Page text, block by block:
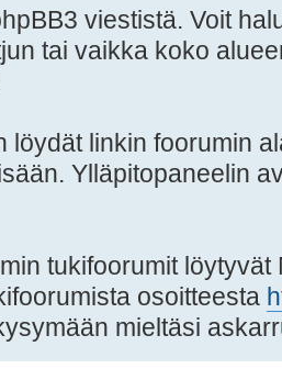
viestistä. Voit
tai vaikka koko
löydät linkin foorumin
Ylläpitopaneelin
tukifoorumit löytyvät
osoitteesta
mieltäsi